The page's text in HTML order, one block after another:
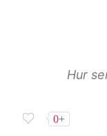
Hur
0+